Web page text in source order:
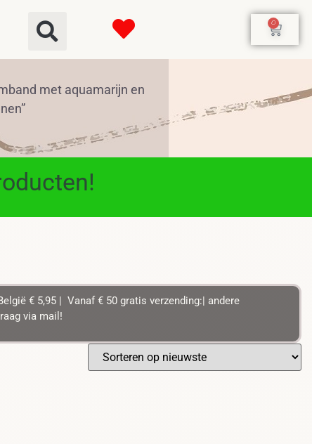
0
met aquamarijn en
€ 5,95 | Vanaf € 50 gratis verzending:| andere
via mail!